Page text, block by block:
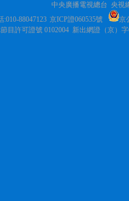
中央廣播電視總台 央視
88047123 京ICP證060535號
京
目許可證號 0102004 新出網證（京）